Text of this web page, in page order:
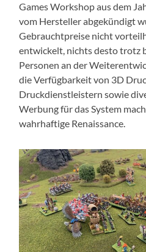
Games Workshop aus dem
vom Hersteller abgekündigt
Gebrauchtpreise nicht
entwickelt, nichts desto trotz
Personen an der
die Verfügbarkeit von 3D
Druckdienstleistern sowie
Werbung für das System
wahrhaftige Renaissance.